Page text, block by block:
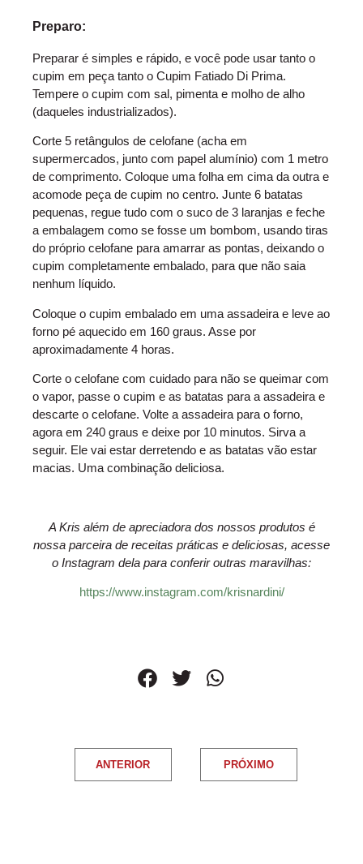
Preparo:
Preparar é simples e rápido, e você pode usar tanto o
cupim em peça tanto o Cupim Fatiado Di Prima.
Tempere o cupim com sal, pimenta e molho de alho
(daqueles industrializados).
Corte 5 retângulos de celofane (acha em
supermercados, junto com papel alumínio) com 1 metro
de comprimento. Coloque uma folha em cima da outra e
acomode peça de cupim no centro. Junte 6 batatas
pequenas, regue tudo com o suco de 3 laranjas e feche
a embalagem como se fosse um bombom, usando tiras
do próprio celofane para amarrar as pontas, deixando o
cupim completamente embalado, para que não saia
nenhum líquido.
Coloque o cupim embalado em uma assadeira e leve ao
forno pé aquecido em 160 graus. Asse por
aproximadamente 4 horas.
Corte o celofane com cuidado para não se queimar com
o vapor, passe o cupim e as batatas para a assadeira e
descarte o celofane. Volte a assadeira para o forno,
agora em 240 graus e deixe por 10 minutos. Sirva a
seguir. Ele vai estar derretendo e as batatas vão estar
macias. Uma combinação deliciosa.
A Kris além de apreciadora dos nossos produtos é
nossa parceira de receitas práticas e deliciosas, acesse
o Instagram dela para conferir outras maravilhas:
https://www.instagram.com/krisnardini/
ANTERIOR PRÓXIMO